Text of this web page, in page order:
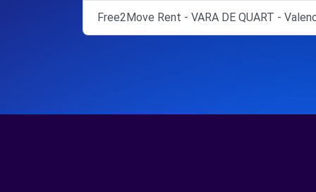
Free2Move Rent - VARA DE QUART -